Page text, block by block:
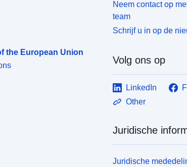
the European Union
Neem contact op
team
Schrijf u in op de
Volg ons op
LinkedIn
Other
Juridische
Juridische